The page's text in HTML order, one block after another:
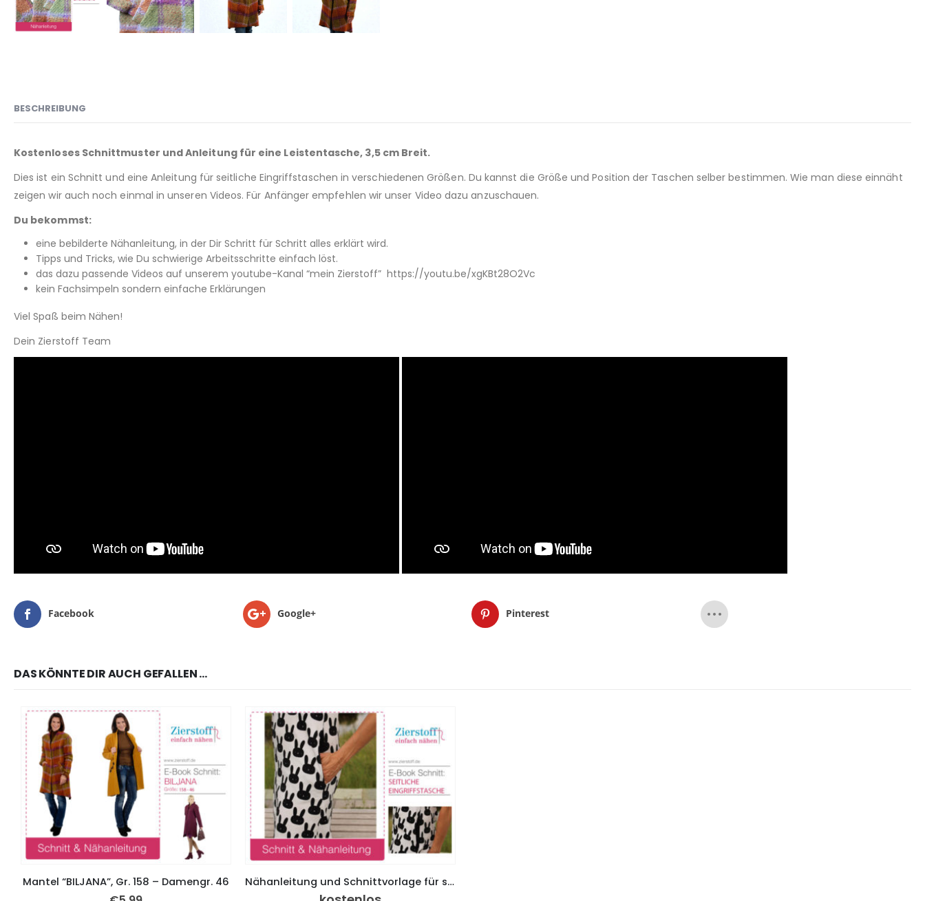
BESCHREIBUNG
Kostenloses Schnittmuster und Anleitung für eine Leistentasche, 3,5 cm Breit.
Dies ist ein Schnitt und eine Anleitung für seitliche Eingriffstaschen in verschiedenen Größen. Du kannst die Größe und Position der Taschen selber bestimmen. Wie man diese einnäht
zeigen wir auch noch einmal in unseren Videos. Für Anfänger empfehlen wir unser Video dazu anzuschauen.
Du bekommst:
eine bebilderte Nähanleitung, in der Dir Schritt für Schritt alles erklärt wird.
Tipps und Tricks, wie Du schwierige Arbeitsschritte einfach löst.
das dazu passende Videos auf unserem youtube-Kanal “mein Zierstoff” https://youtu.be/xgKBt28O2Vc
kein Fachsimpeln sondern einfache Erklärungen
Viel Spaß beim Nähen!
Dein Zierstoff Team
Facebook Google+ Pinterest
DAS KÖNNTE DIR AUCH GEFALLEN …
Mantel “BILJANA”, Gr. 158 – Damengr. 46 Nähanleitung und Schnittvorlage für seitliche Eingriffstaschen